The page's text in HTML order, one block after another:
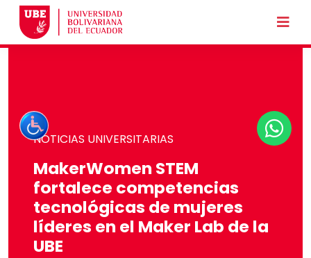
NOTICIAS UNIVERSITARIAS
MakerWomen STEM
fortalece competencias
tecnológicas de mujeres
líderes en el Maker Lab de la
UBE